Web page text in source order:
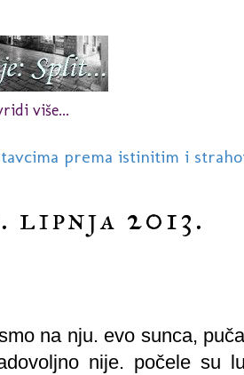
više...
prema istinitim i
lipnja 2013.
na nju. evo sunca,
nije. počele su